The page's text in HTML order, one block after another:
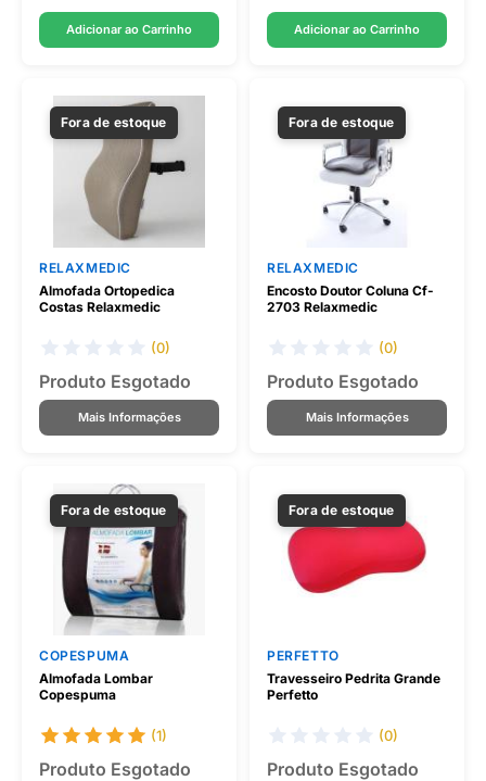
Adicionar ao Carrinho Adicionar ao Carrinho
Fora de estoque
RELAXMEDIC
Almofada Ortopedica
Costas Relaxmedic
(0)
Produto Esgotado
Mais Informações
Fora de estoque
RELAXMEDIC
Encosto Doutor Coluna Cf-
2703 Relaxmedic
(0)
Produto Esgotado
Mais Informações
Fora de estoque
COPESPUMA
Almofada Lombar
Copespuma
(1)
Produto Esgotado
Fora de estoque
PERFETTO
Travesseiro Pedrita Grande
Perfetto
(0)
Produto Esgotado